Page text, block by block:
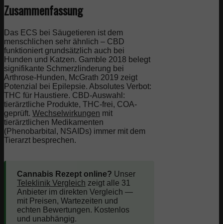
Zusammenfassung
Das ECS bei Säugetieren ist dem
menschlichen sehr ähnlich – CBD
funktioniert grundsätzlich auch bei
Hunden und Katzen. Gamble 2018 belegt
signifikante Schmerzlinderung bei
Arthrose-Hunden, McGrath 2019 zeigt
Potenzial bei Epilepsie. Absolutes Verbot:
THC für Haustiere. CBD-Auswahl:
tierärztliche Produkte, THC-frei, COA-
geprüft. Wechselwirkungen mit
tierärztlichen Medikamenten
(Phenobarbital, NSAIDs) immer mit dem
Tierarzt besprechen.
Cannabis Rezept online? Unser
Teleklinik Vergleich zeigt alle 31
Anbieter im direkten Vergleich —
mit Preisen, Wartezeiten und
echten Bewertungen. Kostenlos
und unabhängig.